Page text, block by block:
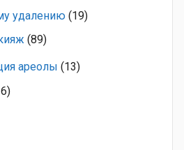
удалению (19)
(89)
ареолы (13)